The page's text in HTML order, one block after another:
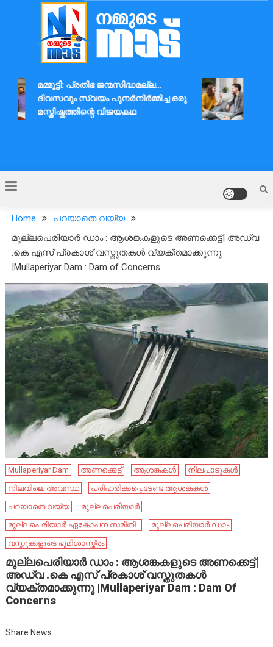
Nammude Naadu
മമ്മൂട്ടി: പ്രതിഭ ജന്മസിദ്ധമല്ല…
ദിവസവും സ്വയം പുനർനിർമ്മിച്ച ഒരു
മസ്തിഷ്കത്തിന്റെ വിജയകഥ
Home
പറയാതെ വയ്യ
മുല്ലപെരിയാർ ഡാം : ആശങ്കകളുടെ അണക്കെട്ട്| അഡ്വ
.കെ എസ് പ്രകാശ് വസ്തുതകൾ വ്യക്തമാക്കുന്നു
|Mullaperiyar Dam : Dam of Concerns
Mullaperiyar Dam അണക്കെട്ട് ആശങ്കകൾ
നിലപാടുകൾ
നിലവിലെ അവസ്ഥ
പരിഹരിക്കപ്പെടേണ്ട ആശങ്കകൾ
പറയാതെ വയ്യ
മുല്ലപെരിയാർ
മുല്ലപെരിയാർ ഏകോപന സമിതി .
മുല്ലപെരിയാർ ഡാം
വസ്തുക്കളുടെ ഭൂമിശാസ്ത്രം
മുല്ലപെരിയാർ ഡാം : ആശങ്കകളുടെ അണക്കെട്ട്|
അഡ്വ .കെ എസ് പ്രകാശ് വസ്തുതകൾ
വ്യക്തമാക്കുന്നു |Mullaperiyar Dam : Dam Of
Concerns
Share News